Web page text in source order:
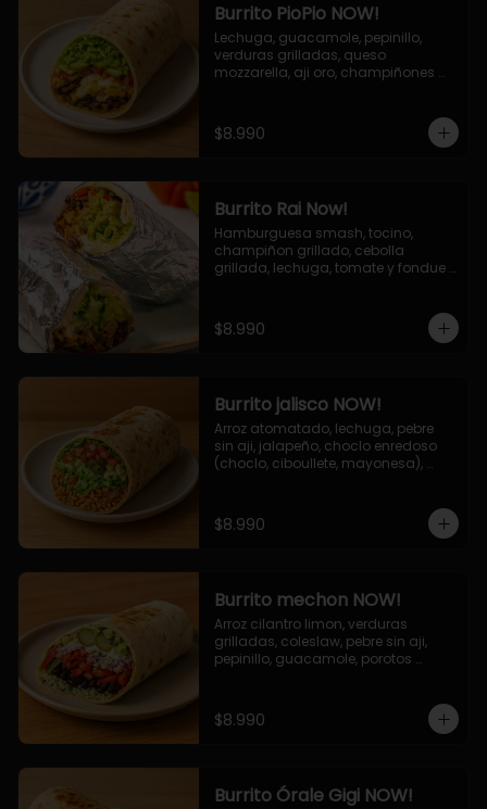
Burrito PioPio NOW!
Lechuga, guacamole, pepinillo,
verduras grilladas, queso
mozzarella, aji oro, champiñones
$8.990
Burrito Rai Now!
Hamburguesa smash, tocino,
champiñon grillado, cebolla
grillada, lechuga, tomate y fondue
$8.990
Burrito jalisco NOW!
Arroz atomatado, lechuga, pebre
sin aji, jalapeño, choclo enredoso
(choclo, ciboullete, mayonesa),
$8.990
Burrito mechon NOW!
Arroz cilantro limon, verduras
grilladas, coleslaw, pebre sin aji,
pepinillo, guacamole, porotos
$8.990
Burrito Órale Gigi NOW!